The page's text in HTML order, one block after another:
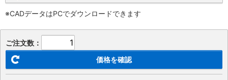
※CADデータはPCでダウンロードできます
ご注文数：
価格を確認